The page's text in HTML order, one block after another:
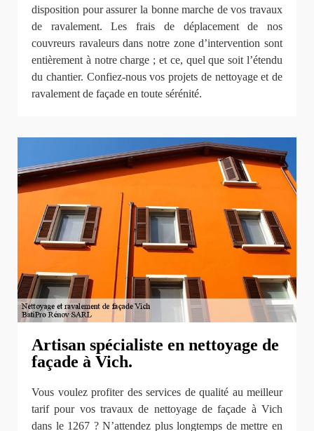
disposition pour assurer la bonne marche de vos travaux
de ravalement. Les frais de déplacement de nos
couvreurs ravaleurs dans notre zone d’intervention sont
entièrement à notre charge ; et ce, quel que soit l’étendu
du chantier. Confiez-nous vos projets de nettoyage et de
ravalement de façade en toute sérénité.
Artisan spécialiste en nettoyage de
façade à Vich.
Vous voulez profiter des services de qualité au meilleur
tarif pour vos travaux de nettoyage de façade à Vich
dans le 1267 ? N’attendez plus longtemps de mettre en